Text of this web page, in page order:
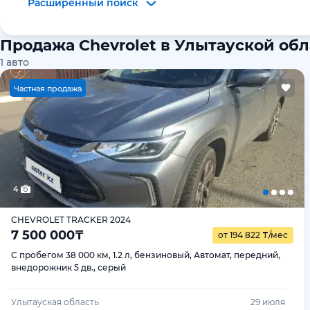
Расширенный поиск
Продажа Chevrolet в Улытауской
1 авто
Частная продажа
4
CHEVROLET TRACKER 2024
7 500 000₸ от 194 822 ₸/мес
С пробегом 38 000 км, 1.2 л, бензиновый, Автомат, передний,
внедорожник 5 дв., серый
Улытауская область 29 июля